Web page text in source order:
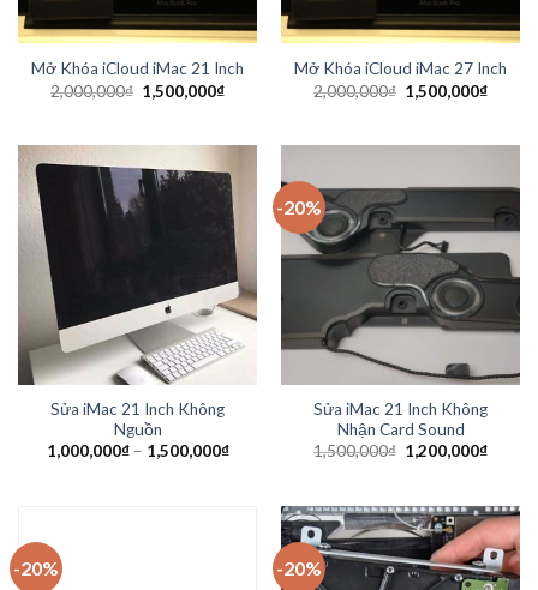
Mở Khóa iCloud iMac 21 Inch
2,000,000₫ 1,500,000₫
Mở Khóa iCloud iMac 27 Inch
2,000,000₫ 1,500,000₫
Sửa iMac 21 Inch Không
Nguồn
1,000,000₫– 1,500,000₫
-20%
Sửa iMac 21 Inch Không
Nhận Card Sound
1,500,000₫ 1,200,000₫
-20% -20%